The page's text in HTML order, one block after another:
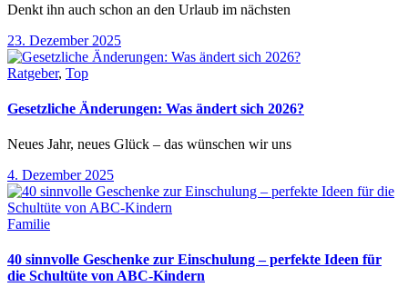
Denkt ihn auch schon an den Urlaub im nächsten
23. Dezember 2025
Ratgeber, Top
Gesetzliche Änderungen: Was ändert sich 2026?
Neues Jahr, neues Glück – das wünschen wir uns
4. Dezember 2025
Familie
40 sinnvolle Geschenke zur Einschulung – perfekte Ideen für
die Schultüte von ABC-Kindern